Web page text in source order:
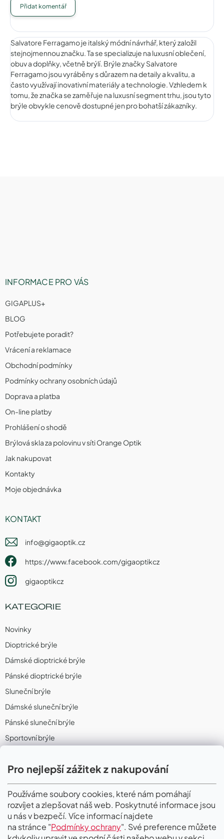
Pro nejlepší zážitek z nakupování
Používáme soubory cookies, které nám pomáhají
rozvíjet a zlepšovat náš web. Poskytnuté informace jsou
u nás v bezpečí. Více informací najdete
na stránce "Podmínky ochrany". Své preference můžete
Přidat komentář
Salvatore Ferragamo je italský módní návrhář, který založil
stejnojmennou značku. Ta se specializuje na luxusní oblečení,
obuv a doplňky, včetně brýlí. Brýle značky Salvatore
Ferragamo jsou vyráběny s důrazem na detaily a kvalitu, a
často využívají inovativní materiály a technologie. Vzhledem k
tomu, že značka se zaměřuje na luxusní segment trhu, jsou tyto
brýle obvykle cenově dostupné jen pro bohatší zákazníky.
INFORMACE PRO VÁS
GIGAPLUS+
BLOG
Potřebujete poradit?
Vrácení a reklamace
Obchodní podmínky
Podmínky ochrany osobních údajů
Doprava a platba
On-line platby
Prohlášení o shodě
Brýlová skla za polovinu v síti Orange Optik
Jak nakupovat
Kontakty
Moje objednávka
KONTAKT
info@gigaoptik.cz
https://www.facebook.com/gigaoptikcz
gigaoptikcz
KATEGORIE
Novinky
Dioptrické brýle
Dámské dioptrické brýle
Pánské dioptrické brýle
Sluneční brýle
Dámské sluneční brýle
Pánské sluneční brýle
Sportovní brýle
Sportovní dioptrické brýle
II. Jakost
PŘIJÍMÁME ONLINE PLATBY